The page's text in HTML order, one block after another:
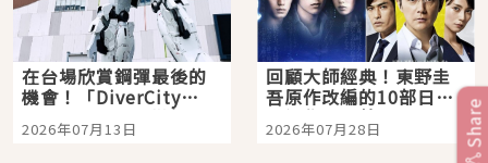
在台場欣賞鋼彈最後的
機會！「DiverCity
Tokyo Plaza」搭船、
購物、美食及夜景，一
2026年07月13日
回顧大師經典！東野圭
吾原作改編的10部日本
影視作品推薦
2026年07月28日 Share